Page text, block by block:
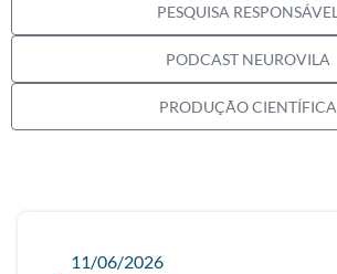
PESQUISA RESPONSÁVEL
PODCAST NEUROVILA
PRODUÇÃO CIENTÍFICA
11/06/2026